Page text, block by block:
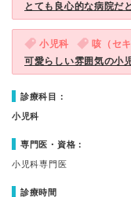
とても良心的な病院だ
小児科 咳（セキ
可愛らしい雰囲気の小
診療科目：
小児科
専門医・資格：
小児科専門医
診療時間